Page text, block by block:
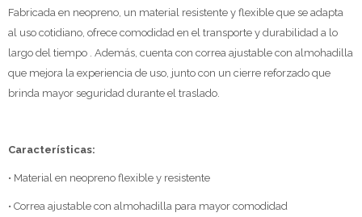
Fabricada en neopreno, un material resistente y flexible que se adapta
al uso cotidiano, ofrece comodidad en el transporte y durabilidad a lo
largo del tiempo . Además, cuenta con correa ajustable con almohadilla
que mejora la experiencia de uso, junto con un cierre reforzado que
brinda mayor seguridad durante el traslado.
Características:
• Material en neopreno flexible y resistente
• Correa ajustable con almohadilla para mayor comodidad